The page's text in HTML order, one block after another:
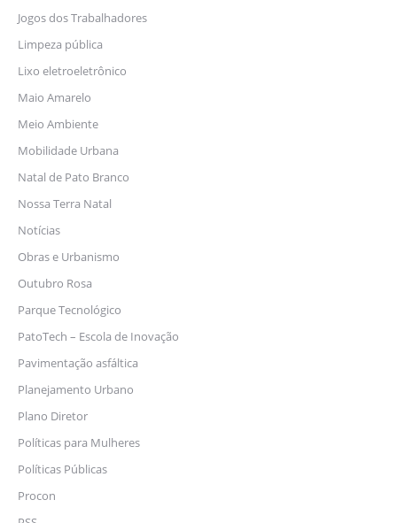
Jogos dos Trabalhadores
Limpeza pública
Lixo eletroeletrônico
Maio Amarelo
Meio Ambiente
Mobilidade Urbana
Natal de Pato Branco
Nossa Terra Natal
Notícias
Obras e Urbanismo
Outubro Rosa
Parque Tecnológico
PatoTech – Escola de Inovação
Pavimentação asfáltica
Planejamento Urbano
Plano Diretor
Políticas para Mulheres
Políticas Públicas
Procon